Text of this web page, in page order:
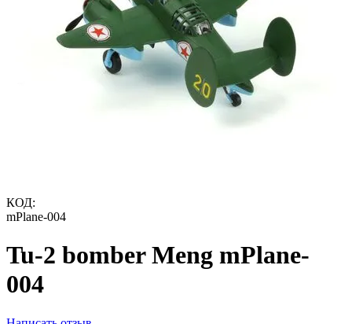
КОД:
mPlane-004
Tu-2 bomber Meng mPlane-
004